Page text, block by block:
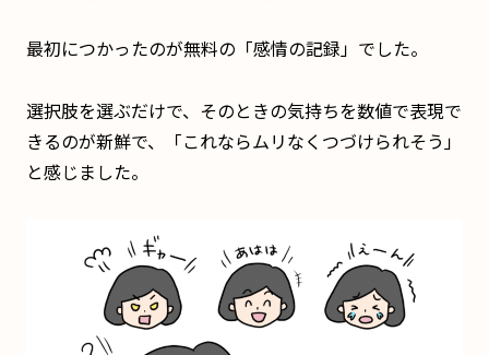
最初につかったのが無料の「感情の記録」でした。
選択肢を選ぶだけで、そのときの気持ちを数値で表現で
きるのが新鮮で、「これならムリなくつづけられそう」
と感じました。